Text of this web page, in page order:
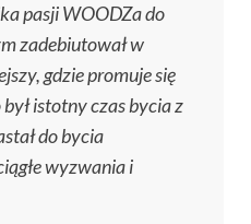
pasji WOODZa do
zadebiutował w
gdzie promuje się
istotny czas bycia z
do bycia
wyzwania i